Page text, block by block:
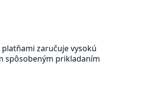
zaručuje vysokú
spôsobeným prikladaním